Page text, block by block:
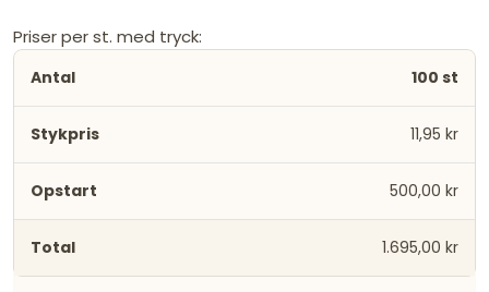
Priser per st. med tryck:
100 st
11,95 kr
500,00 kr
1.695,00 kr